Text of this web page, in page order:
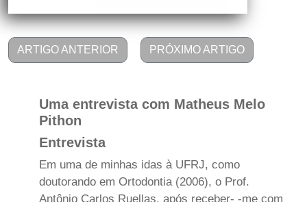
ARTIGO ANTERIOR PRÓXIMO ARTIGO
Uma entrevista com Matheus Melo
Pithon
Entrevista
Em uma de minhas idas à UFRJ, como
doutorando em Ortodontia (2006), o Prof.
Antônio Carlos Ruellas, após receber- -me com